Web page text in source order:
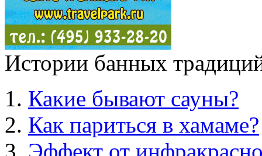
Истории банных
Какие бывают сауны?
Как париться в хамаме?